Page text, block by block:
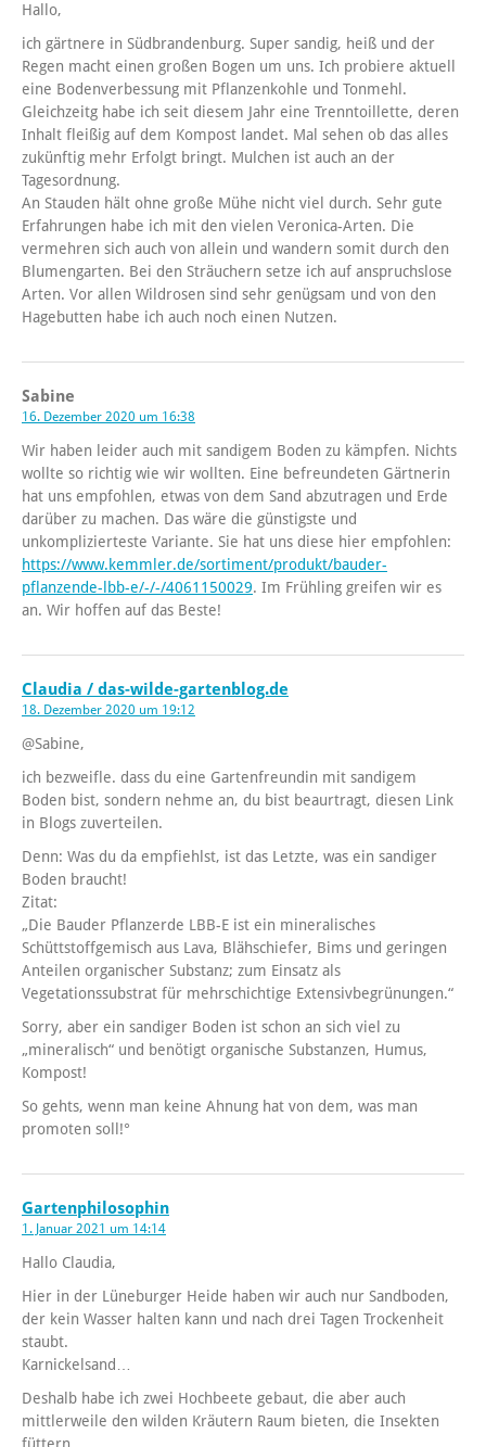
Hallo,
ich gärtnere in Südbrandenburg. Super sandig, heiß und der
Regen macht einen großen Bogen um uns. Ich probiere aktuell
eine Bodenverbessung mit Pflanzenkohle und Tonmehl.
Gleichzeitg habe ich seit diesem Jahr eine Trenntoillette, deren
Inhalt fleißig auf dem Kompost landet. Mal sehen ob das alles
zukünftig mehr Erfolgt bringt. Mulchen ist auch an der
Tagesordnung.
An Stauden hält ohne große Mühe nicht viel durch. Sehr gute
Erfahrungen habe ich mit den vielen Veronica-Arten. Die
vermehren sich auch von allein und wandern somit durch den
Blumengarten. Bei den Sträuchern setze ich auf anspruchslose
Arten. Vor allen Wildrosen sind sehr genügsam und von den
Hagebutten habe ich auch noch einen Nutzen.
Sabine
16. Dezember 2020 um 16:38
Wir haben leider auch mit sandigem Boden zu kämpfen. Nichts
wollte so richtig wie wir wollten. Eine befreundeten Gärtnerin
hat uns empfohlen, etwas von dem Sand abzutragen und Erde
darüber zu machen. Das wäre die günstigste und
unkomplizierteste Variante. Sie hat uns diese hier empfohlen:
https://www.kemmler.de/sortiment/produkt/bauder-
pflanzende-lbb-e/-/-/4061150029. Im Frühling greifen wir es
an. Wir hoffen auf das Beste!
Claudia / das-wilde-gartenblog.de
18. Dezember 2020 um 19:12
@Sabine,
ich bezweifle. dass du eine Gartenfreundin mit sandigem
Boden bist, sondern nehme an, du bist beaurtragt, diesen Link
in Blogs zuverteilen.
Denn: Was du da empfiehlst, ist das Letzte, was ein sandiger
Boden braucht!
Zitat:
„Die Bauder Pflanzerde LBB-E ist ein mineralisches
Schüttstoffgemisch aus Lava, Blähschiefer, Bims und geringen
Anteilen organischer Substanz; zum Einsatz als
Vegetationssubstrat für mehrschichtige Extensivbegrünungen.“
Sorry, aber ein sandiger Boden ist schon an sich viel zu
„mineralisch“ und benötigt organische Substanzen, Humus,
Kompost!
So gehts, wenn man keine Ahnung hat von dem, was man
promoten soll!°
Gartenphilosophin
1. Januar 2021 um 14:14
Hallo Claudia,
Hier in der Lüneburger Heide haben wir auch nur Sandboden,
der kein Wasser halten kann und nach drei Tagen Trockenheit
staubt.
Karnickelsand…
Deshalb habe ich zwei Hochbeete gebaut, die aber auch
mittlerweile den wilden Kräutern Raum bieten, die Insekten